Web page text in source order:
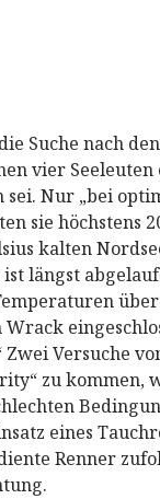
Suche nach
vier
Nur „bei
sie höchstens
kalten
längst
Zwei Versuche
zu kommen,
eines
Renner